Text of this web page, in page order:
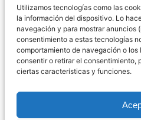
Utilizamos tecnologías como las
la información del dispositivo. Lo
navegación y para mostrar anuncios
consentimiento a estas tecnologías
comportamiento de navegación o los
consentir o retirar el consentimiento,
ciertas características y funciones.
La mejor selección de